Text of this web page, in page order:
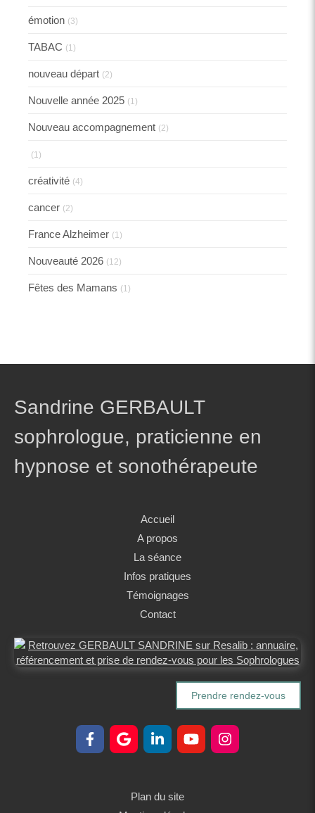
émotion (3)
TABAC (1)
nouveau départ (2)
Nouvelle année 2025 (1)
Nouveau accompagnement (2)
(1)
créativité (4)
cancer (2)
France Alzheimer (1)
Nouveauté 2026 (12)
Fêtes des Mamans (1)
Sandrine GERBAULT
sophrologue, praticienne en
hypnose et sonothérapeute
Accueil
A propos
La séance
Infos pratiques
Témoignages
Contact
Prendre rendez-vous
Plan du site